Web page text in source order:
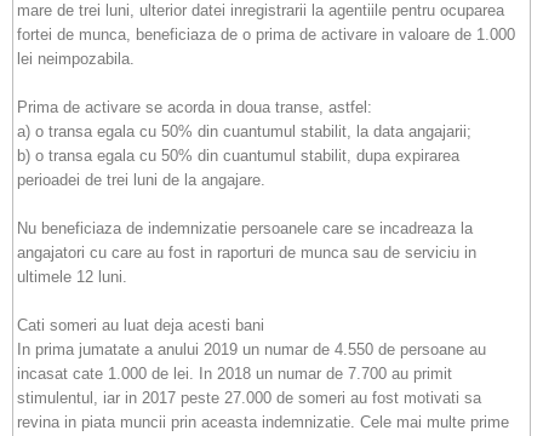
mare de trei luni, ulterior datei inregistrarii la agentiile pentru ocuparea
fortei de munca, beneficiaza de o prima de activare in valoare de 1.000
lei neimpozabila.
Prima de activare se acorda in doua transe, astfel:
a) o transa egala cu 50% din cuantumul stabilit, la data angajarii;
b) o transa egala cu 50% din cuantumul stabilit, dupa expirarea
perioadei de trei luni de la angajare.
Nu beneficiaza de indemnizatie persoanele care se incadreaza la
angajatori cu care au fost in raporturi de munca sau de serviciu in
ultimele 12 luni.
Cati someri au luat deja acesti bani
In prima jumatate a anului 2019 un numar de 4.550 de persoane au
incasat cate 1.000 de lei. In 2018 un numar de 7.700 au primit
stimulentul, iar in 2017 peste 27.000 de someri au fost motivati sa
revina in piata muncii prin aceasta indemnizatie. Cele mai multe prime